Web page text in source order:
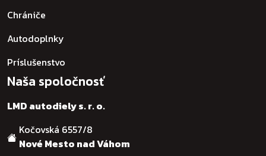
Chrániče
Autodoplnky
Príslušenstvo
Naša spoločnosť
LMD autodiely s. r. o.
Kočovská 6557/8
Nové Mesto nad Váhom